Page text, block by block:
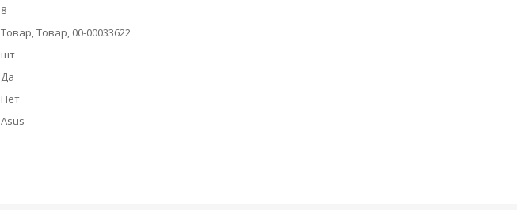
8
Товар, Товар, 00-00033622
шт
Да
Нет
Asus